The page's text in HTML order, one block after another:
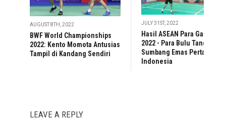
AUGUST 8TH, 2022
BWF World Championships
2022: Kento Momota Antusias
Tampil di Kandang Sendiri
JULY 31ST, 2022
Hasil ASEAN Para Games
2022 - Para Bulu Tangkis
Sumbang Emas Pertama
Indonesia
LEAVE A REPLY